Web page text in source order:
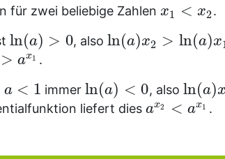
für zwei beliebige Zahlen x1 < x2.
ln(a) > 0, alsoln(a)x2 > ln(a)x
> ax1 .
a < 1 immerln(a) < 0, also ln(a)x
liefert dies ax2 < ax1 .